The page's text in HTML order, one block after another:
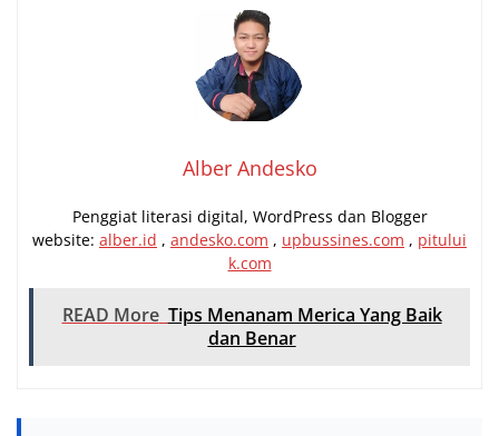
Alber Andesko
Penggiat literasi digital, WordPress dan Blogger
website: alber.id , andesko.com , upbussines.com , pitului
k.com
READ More Tips Menanam Merica Yang Baik
dan Benar